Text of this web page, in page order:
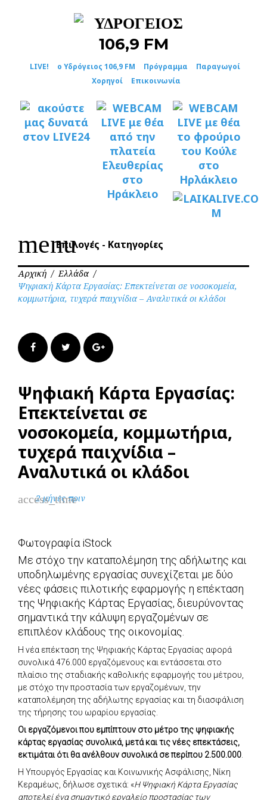
LIVE! ο Υδρόγειος 106,9 FM Πρόγραμμα
Παραγωγοί
Χορηγοί
Επικοινωνία
menuΕπιλογές - Κατηγορίες
Αρχική / Ελλάδα /
Ψηφιακή Κάρτα Εργασίας: Επεκτείνεται σε νοσοκομεία,
κομμωτήρια, τυχερά παιχνίδια – Αναλυτικά οι κλάδοι
FacebookTwitter Google+
Ψηφιακή Κάρτα Εργασίας:
Επεκτείνεται σε
νοσοκομεία, κομμωτήρια,
τυχερά παιχνίδια –
Αναλυτικά οι κλάδοι
access_time
2 μήνες πριν
Φωτογραφία iStock
Με στόχο την καταπολέμηση της αδήλωτης και
υποδηλωμένης εργασίας συνεχίζεται με δύο
νέες φάσεις πιλοτικής εφαρμογής η επέκταση
της Ψηφιακής Κάρτας Εργασίας, διευρύνοντας
σημαντικά την κάλυψη εργαζομένων σε
επιπλέον κλάδους της οικονομίας.
Η νέα επέκταση της Ψηφιακής Κάρτας Εργασίας αφορά
συνολικά 476.000 εργαζόμενους και εντάσσεται στο
πλαίσιο της σταδιακής καθολικής εφαρμογής του μέτρου,
με στόχο την προστασία των εργαζομένων, την
καταπολέμηση της αδήλωτης εργασίας και τη διασφάλιση
της τήρησης του ωραρίου εργασίας.
Οι εργαζόμενοι που εμπίπτουν στο μέτρο της ψηφιακής
κάρτας εργασίας συνολικά, μετά και τις νέες επεκτάσεις,
εκτιμάται ότι θα ανέλθουν συνολικά σε περίπου 2.500.000
Η Υπουργός Εργασίας και Κοινωνικής Ασφάλισης, Νίκη
Κεραμέως, δήλωσε σχετικά: «Η Ψηφιακή Κάρτα Εργασίας
αποτελεί ένα σημαντικό εργαλείο προστασίας των